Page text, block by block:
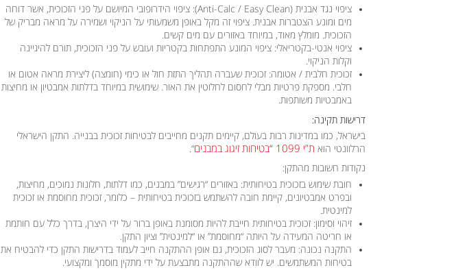
ציפוי נגד אבנית (Anti-Calc / Easy Clean):
ציפוי הידרופובי המיושם על פני הזכוכית, אשר דוחה
מים ומונע הצטברות אבנית. ציפוי זה מקל באופן משמעותי על הניקוי ושמירה על מראה מבריק של
הזכוכית. מומלץ מאוד, במיוחד באזורים עם מים קשים.
ציפוי אנטי-בקטריאלי: ציפוי המונע התפתחות בקטריות ועובש על פני הזכוכית, תורם להיגיינה
וקלות הניקוי.
זכוכית חלבית / אטומה: זכוכית שעברה תהליך התזת חול או כימי (חומצה) ליצירת מראה אטום או
חלבי. מספקת פרטיות מבלי לחסום לחלוטין את האור. שימושית במיוחד בדלתות אמבטיון או מחיצות
באמבטיות משותפות.
דרישות תקינה:
בישראל, כמו במדינות רבות בעולם, קיימים תקנים מחייבים לבטיחות זכוכית בבנייה. התקן הישראלי
הרלוונטי הוא ת”י 1099 “בטיחות זיגוג במבנים “
.
נקודות חשובות מהתקן:
חובת שימוש בזכוכית בטיחותית: באזורים “רגישים” במבנים, כמו דלתות, חלונות נמוכים, מחיצות,
ובפרט אמבטיונים, קיימת חובה להשתמש בזכוכית בטיחותית – כלומר, זכוכית מחוסמת או זכוכית
למינטית.
זיהוי וסימון: זכוכית בטיחותית חייבת להיות מסומנת באופן ברור על ידי היצרן, בדרך כלל עם חותמת
או חריטה המעידה על היותה “מחוסמת” או “למינטית” וציון התקן.
התקנה נכונה: מעבר לסוג הזכוכית, גם אופן ההתקנה חייב לעמוד בדרישות התקן כדי להבטיח את
בטיחות המשתמשים. יש לוודא שההתקנה מתבצעת על ידי מתקין מוסמך ומקצועי.